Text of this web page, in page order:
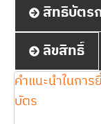
สิทธิบัต
ลิขสิทธิ์
คำแนะนำในกา
บัตร